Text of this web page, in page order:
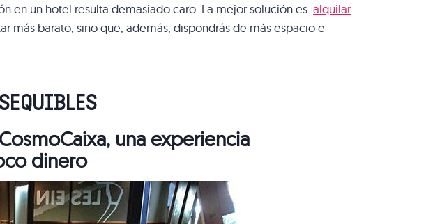
en un hotel resulta demasiado caro. La mejor solución esalquilar
más barato, sino que, además, dispondrás de más espacio e
una experiencia
dinero